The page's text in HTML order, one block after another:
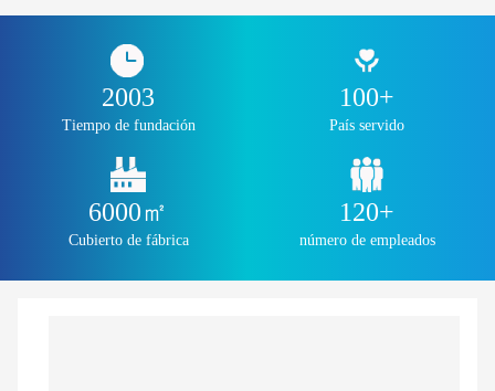
2003
Tiempo de fundación
100+
País servido
6000㎡
Cubierto de fábrica
120+
número de empleados